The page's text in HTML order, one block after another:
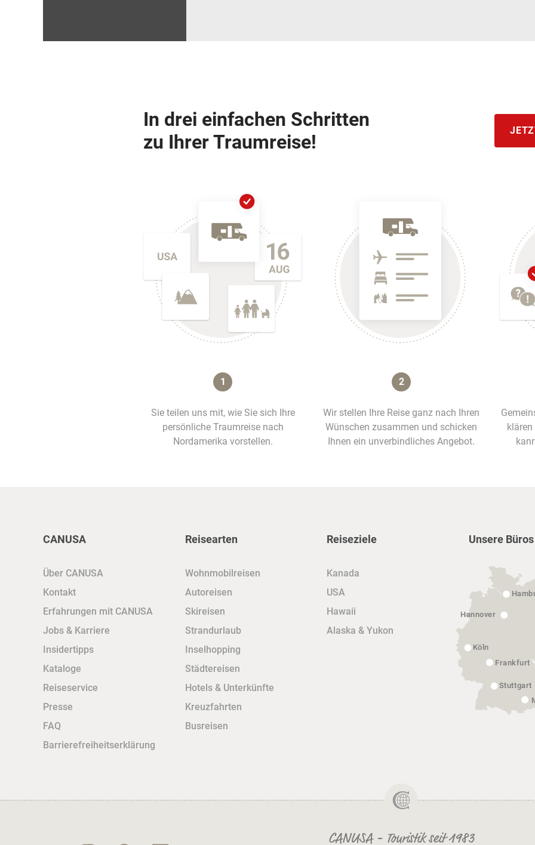
In drei einfachen Schritten
zu Ihrer Traumreise!
1
Sie teilen uns mit, wie Sie sich Ihre
persönliche Traumreise nach
Nordamerika vorstellen.
2
Wir stellen Ihre Reise ganz nach Ihren
Wünschen zusammen und schicken
Ihnen ein unverbindliches Angebot.
CANUSA
Über CANUSA
Kontakt
Erfahrungen mit CANUSA
Jobs & Karriere
Insidertipps
Kataloge
Reiseservice
Presse
FAQ
Barrierefreiheitserklärung
Reisearten
Wohnmobilreisen
Autoreisen
Skireisen
Strandurlaub
Inselhopping
Städtereisen
Hotels & Unterkünfte
Kreuzfahrten
Busreisen
Reiseziele
Kanada
USA
Hawaii
Alaska & Yukon
Unsere Büros
Hannover
Köln
Frankfurt
Stuttgart
CANUSA - Touristik seit 1983